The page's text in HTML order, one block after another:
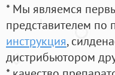
* Мы являемся
представителем
инструкция,
дистрибьютором